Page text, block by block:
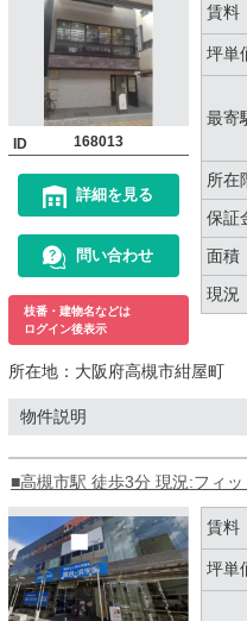
ID 168013
詳細を見る
問い合わせ
枝番・建物名などは
ログイン後表示
賃料
坪単
最寄
所在
保証
面積
現況
所在地： 大阪府高槻市紺屋町
物件説明
■高槻市駅 徒歩3分 現況:フィッ
賃料
坪単